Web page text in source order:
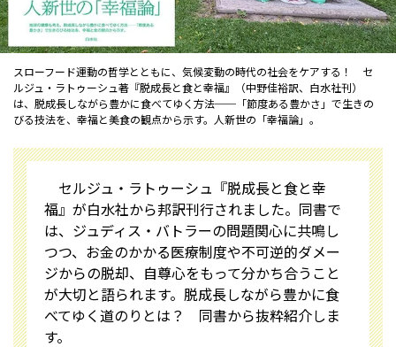
スローフード運動の哲学とともに、気候変動の時代の社会をケアする！ セ
ルジュ・ラトゥーシュ著『脱成長と食と幸福』（中野佳裕訳、白水社刊）
は、脱成長しながら豊かに食べてゆく方法──「節度ある豊かさ」で生きの
びる技法を、幸福と美食の観点から示す。人新世の「幸福論」。
セルジュ・ラトゥーシュ『脱成長と食と幸
福』が白水社から邦訳刊行されました。同書で
は、ジュディス・バトラーの問題関心に共鳴し
つつ、お金のかかる医療制度や不可逆的ダメー
ジからの脱却、自尊心をもって分かち合うこと
が大切と語られます。脱成長しながら豊かに食
べてゆく道のりとは？ 同書から抜粋紹介しま
す。